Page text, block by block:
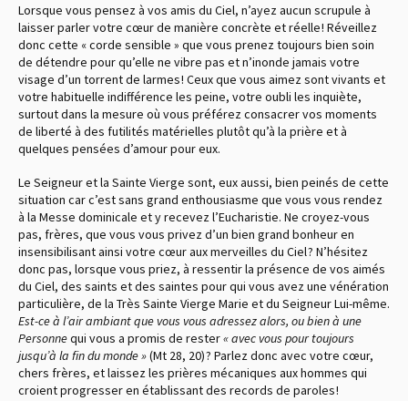
Lorsque vous pensez à vos amis du Ciel, n’ayez aucun scrupule à
laisser parler votre cœur de manière concrète et réelle ! Réveillez
donc cette « corde sensible » que vous prenez toujours bien soin
de détendre pour qu’elle ne vibre pas et n’inonde jamais votre
visage d’un torrent de larmes ! Ceux que vous aimez sont vivants et
votre habituelle indifférence les peine, votre oubli les inquiète,
surtout dans la mesure où vous préférez consacrer vos moments
de liberté à des futilités matérielles plutôt qu’à la prière et à
quelques pensées d’amour pour eux.
Le Seigneur et la Sainte Vierge sont, eux aussi, bien peinés de cette
situation car c’est sans grand enthousiasme que vous vous rendez
à la Messe dominicale et y recevez l’Eucharistie. Ne croyez-vous
pas, frères, que vous vous privez d’un bien grand bonheur en
insensibilisant ainsi votre cœur aux merveilles du Ciel ? N’hésitez
donc pas, lorsque vous priez, à ressentir la présence de vos aimés
du Ciel, des saints et des saintes pour qui vous avez une vénération
particulière, de la Très Sainte Vierge Marie et du Seigneur Lui-même.
Est-ce à l’air ambiant que vous vous adressez alors, ou bien à une
Personnequi vous a promis de rester« avec vous pour toujours
jusqu’à la fin du monde »(Mt 28, 20) ? Parlez donc avec votre cœur,
chers frères, et laissez les prières mécaniques aux hommes qui
croient progresser en établissant des records de paroles !